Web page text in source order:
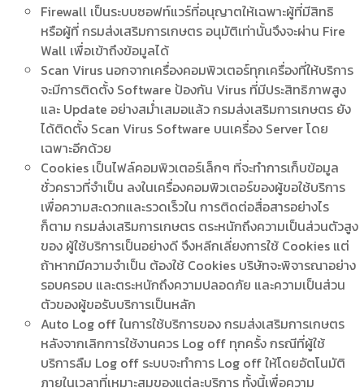
Firewall เป็นระบบซอฟท์แวร์ที่อนุญาตให้เฉพาะผู้ที่มีสิทธิ
หรือผู้ที่ กรมส่งเสริมการเกษตร อนุมัติเท่านั้นจึงจะผ่าน Fire
Wall เพื่อเข้าถึงข้อมูลได้
Scan Virus นอกจากเครื่องคอมพิวเตอร์ทุกเครื่องที่ให้บริการ
จะมีการติดตั้ง Software ป้องกัน Virus ที่มีประสิทธิภาพสูง
และ Update อย่างสม่ำเสมอแล้ว กรมส่งเสริมการเกษตร ยัง
ได้ติดตั้ง Scan Virus Software บนเครื่อง Server โดย
เฉพาะอีกด้วย
Cookies เป็นไฟล์คอมพิวเตอร์เล็กๆ ที่จะทำการเก็บข้อมูล
ชั่วคราวที่จำเป็น ลงในเครื่องคอมพิวเตอร์ของผู้ขอใช้บริการ
เพื่อความสะดวกและรวดเร็วใน การติดต่อสื่อสารอย่างไร
ก็ตาม กรมส่งเสริมการเกษตร ตระหนักถึงความเป็นส่วนตัวสูง
ของ ผู้ใช้บริการเป็นอย่างดี จึงหลีกเลี่ยงการใช้ Cookies แต่
ถ้าหากมีความจำเป็น ต้องใช้ Cookies บริษัทจะพิจารณาอย่าง
รอบครอบ และตระหนักถึงความปลอดภัย และความเป็นส่วน
ตัวของผู้ขอรับบริการเป็นหลัก
Auto Log off ในการใช้บริการของ กรมส่งเสริมการเกษตร
หลังจากเลิกการใช้งานควร Log off ทุกครั้ง กรณีที่ผู้ใช้
บริการลืม Log off ระบบจะทำการ Log off ให้โดยอัตโนมัติ
ภายในเวลาที่เหมาะสมของแต่ละบริการ ทั้งนี้เพื่อความ